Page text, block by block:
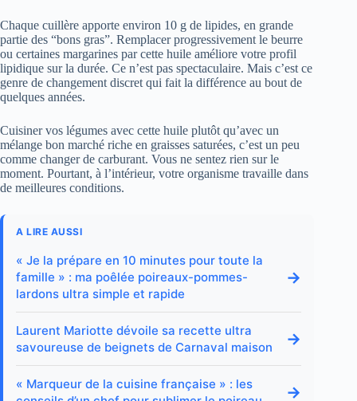
Chaque cuillère apporte environ 10 g de lipides, en grande
partie des “bons gras”. Remplacer progressivement le beurre
ou certaines margarines par cette huile améliore votre profil
lipidique sur la durée. Ce n’est pas spectaculaire. Mais c’est ce
genre de changement discret qui fait la différence au bout de
quelques années.
Cuisiner vos légumes avec cette huile plutôt qu’avec un
mélange bon marché riche en graisses saturées, c’est un peu
comme changer de carburant. Vous ne sentez rien sur le
moment. Pourtant, à l’intérieur, votre organisme travaille dans
de meilleures conditions.
A LIRE AUSSI
« Je la prépare en 10 minutes pour toute la
famille » : ma poêlée poireaux-pommes-
lardons ultra simple et rapide
→
Laurent Mariotte dévoile sa recette ultra
savoureuse de beignets de Carnaval maison
→
« Marqueur de la cuisine française » : les
→